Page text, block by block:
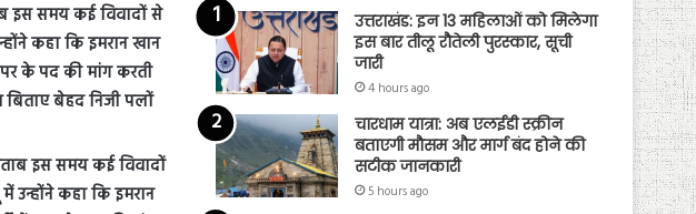
इस समय कई विवादों से
कहा कि इमरान खान
के पद की मांग करती
बेहद निजी पलों
उत्तराखंड: इन 13 महिलाओं को मिलेगा
इस बार तीलू रौतेली पुरस्कार, सूची
जारी
4 hours ago
चारधाम यात्रा: अब एलईडी स्क्रीन
बताएगी मौसम और मार्ग बंद होने की
सटीक जानकारी
5 hours ago